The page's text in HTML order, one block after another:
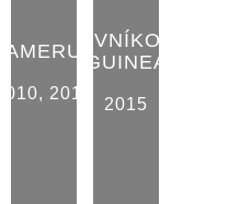
KAMERUN
2010, 2015
ROVNÍKOVÁ
GUINEA
2015